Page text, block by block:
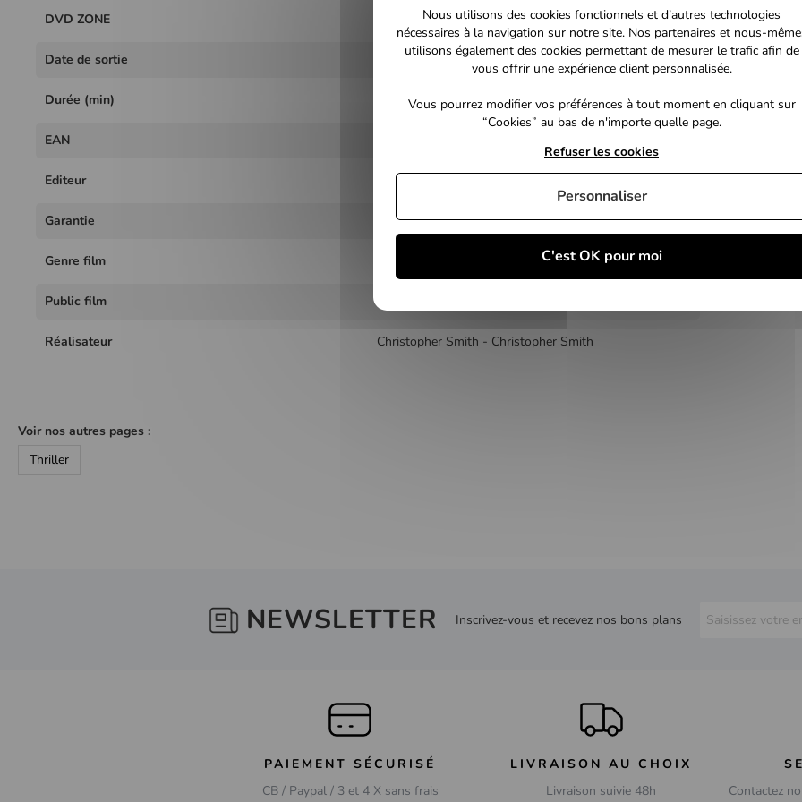
DVD ZONE
Date de sortie 11 juil. 2017
Durée (min)
EAN
Editeur L'Atelier d'Images
Garantie 2 ans
Genre film
Public film
Réalisateur Christopher Smith - Christopher Smith
Voir nos autres pages :
Thriller
NEWSLETTER Inscrivez-vous et recevez nos bons plans
PAIEMENT SÉCURISÉ
CB / Paypal / 3 et 4 X sans frais
LIVRAISON AU CHOIX
Livraison suivie 48h
Contactez
Nous utilisons des cookies fonctionnels et d’autres technologies
nécessaires à la navigation sur notre site. Nos partenaires et nous-
utilisons également des cookies permettant de mesurer le trafic afin de
vous offrir une expérience client personnalisée.
Vous pourrez modifier vos préférences à tout moment en cliquant sur
“Cookies” au bas de n'importe quelle page.
C'est OK pour moi
Refuser les cookies
Personnaliser